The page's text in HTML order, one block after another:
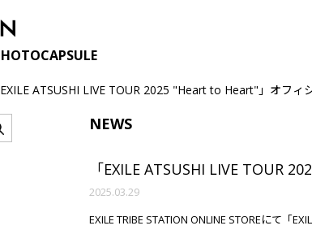
CAPSULE
EXILE ATSUSHI LIVE TOUR 2025 "Heart to Heart"」オフィ
NEWS
「EXILE ATSUSHI LIVE TOUR
2025.03.29
EXILE TRIBE STATION ONLINE STOREにて「